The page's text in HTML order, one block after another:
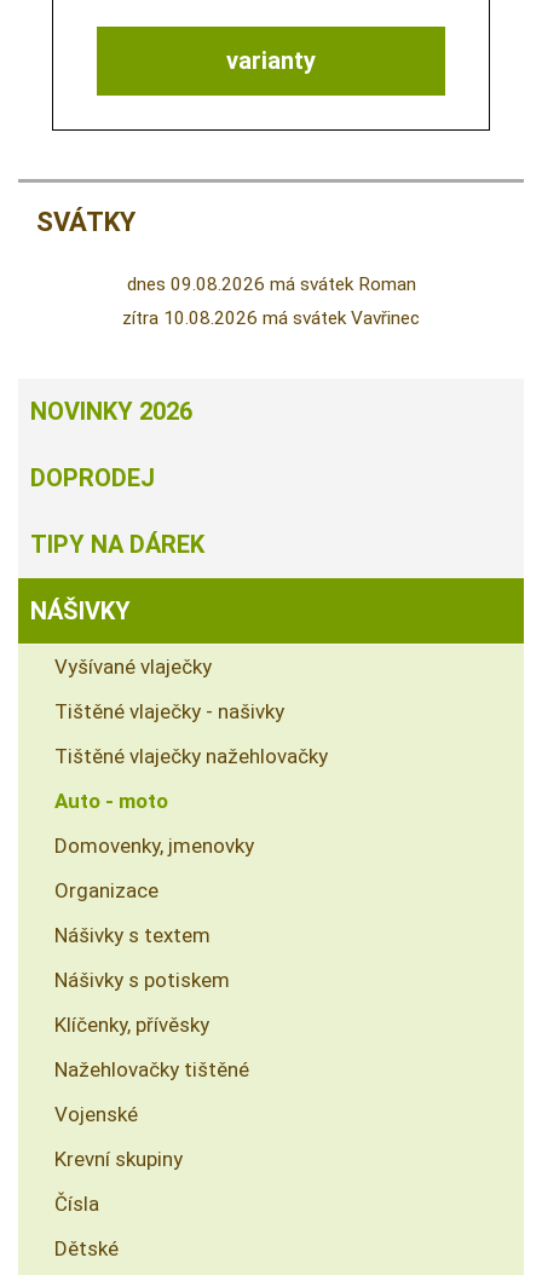
varianty
SVÁTKY
dnes 09.08.2026 má svátek Roman
zítra 10.08.2026 má svátek Vavřinec
NOVINKY 2026
DOPRODEJ
TIPY NA DÁREK
NÁŠIVKY
Vyšívané vlaječky
Tištěné vlaječky - našivky
Tištěné vlaječky nažehlovačky
Auto - moto
Domovenky, jmenovky
Organizace
Nášivky s textem
Nášivky s potiskem
Klíčenky, přívěsky
Nažehlovačky tištěné
Vojenské
Krevní skupiny
Čísla
Dětské